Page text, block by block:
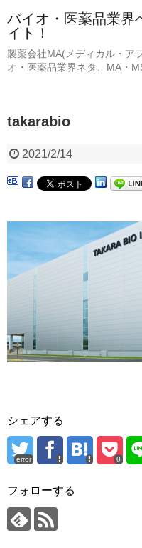
バイオ・医薬品業界
イト！
製薬会社MA(メディカル・ア
オ・医薬品業界ネタ、MA・
takarabio
2021/2/14
シェアする
error 0
フォローする